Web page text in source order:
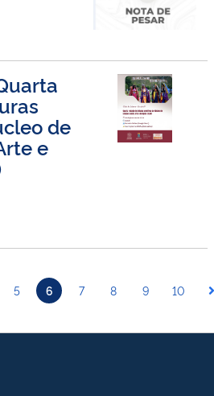
de
e
5 6 7 8 9 10